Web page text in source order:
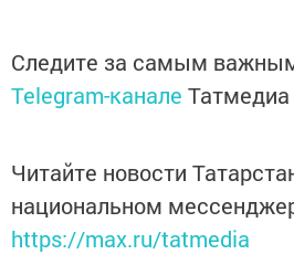
Следите за самым
Telegram-канале Татмедиа
Читайте новости
национальном
https://max.ru/tatmedia